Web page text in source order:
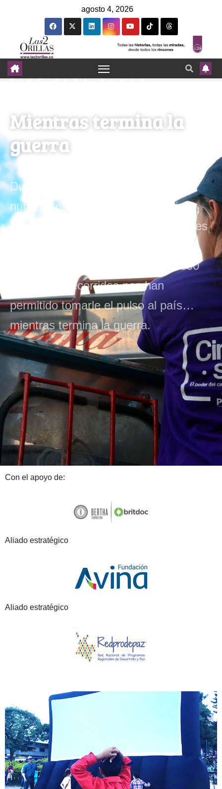
agosto 4, 2026
Mientras termina la
guerra
Durante un año hemos llegado a
numerosos rincones de Colombia
proyectando El Silencio de los Fusiles
transformación social. Más de 5.000
kilómetros recorridos nos han
permitido tomarle el pulso al país…
mientras termina la guerra.
Con el apoyo de:
Aliado estratégico
Aliado estratégico